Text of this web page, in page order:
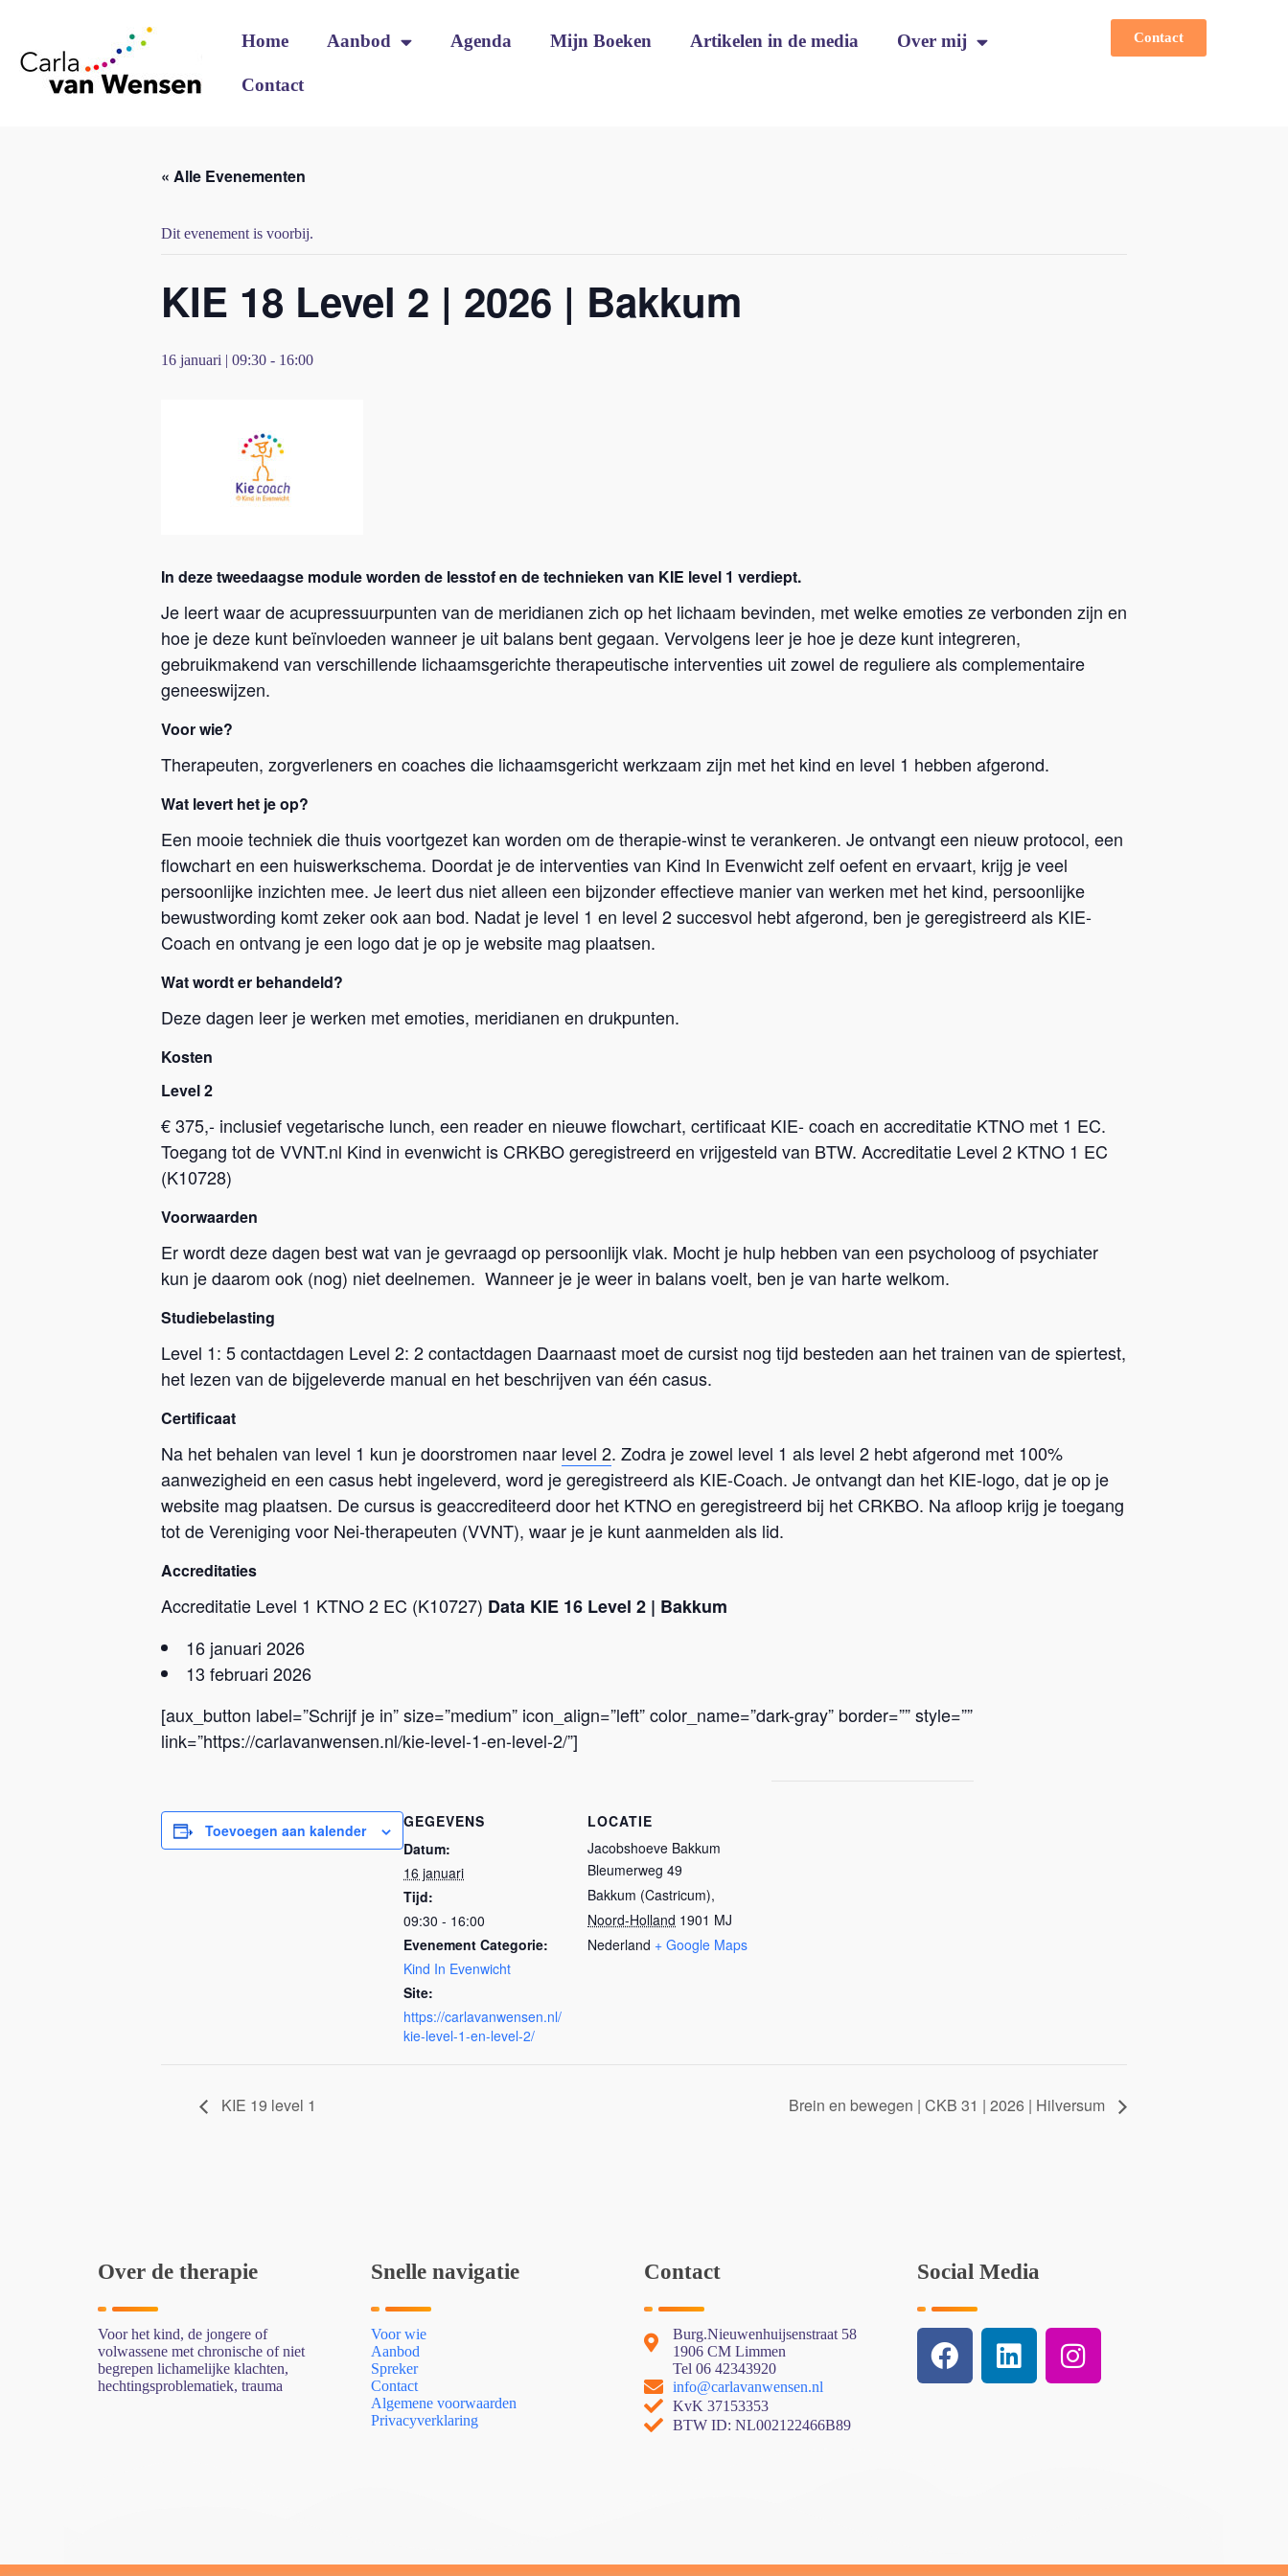
Home Aanbod Agenda Mijn Boeken Artikelen in de media Over mij
Contact
Contact
« Alle Evenementen
Dit evenement is voorbij.
KIE 18 Level 2 | 2026 | Bakkum
16 januari | 09:30 - 16:00
In deze tweedaagse module worden de lesstof en de technieken van KIE level 1 verdiept.
Je leert waar de acupressuurpunten van de meridianen zich op het lichaam bevinden, met welke emoties ze verbonden zijn en
hoe je deze kunt beïnvloeden wanneer je uit balans bent gegaan. Vervolgens leer je hoe je deze kunt integreren,
gebruikmakend van verschillende lichaamsgerichte therapeutische interventies uit zowel de reguliere als complementaire
geneeswijzen.
Voor wie?
Therapeuten, zorgverleners en coaches die lichaamsgericht werkzaam zijn met het kind en level 1 hebben afgerond.
Wat levert het je op?
Een mooie techniek die thuis voortgezet kan worden om de therapie-winst te verankeren. Je ontvangt een nieuw protocol, een
flowchart en een huiswerkschema. Doordat je de interventies van Kind In Evenwicht zelf oefent en ervaart, krijg je veel
persoonlijke inzichten mee. Je leert dus niet alleen een bijzonder effectieve manier van werken met het kind, persoonlijke
bewustwording komt zeker ook aan bod. Nadat je level 1 en level 2 succesvol hebt afgerond, ben je geregistreerd als KIE-
Coach en ontvang je een logo dat je op je website mag plaatsen.
Wat wordt er behandeld?
Deze dagen leer je werken met emoties, meridianen en drukpunten.
Kosten
Level 2
€ 375,- inclusief vegetarische lunch, een reader en nieuwe flowchart, certificaat KIE- coach en accreditatie KTNO met 1 EC.
Toegang tot de VVNT.nl Kind in evenwicht is CRKBO geregistreerd en vrijgesteld van BTW. Accreditatie Level 2 KTNO 1 EC
(K10728)
Voorwaarden
Er wordt deze dagen best wat van je gevraagd op persoonlijk vlak. Mocht je hulp hebben van een psycholoog of psychiater
kun je daarom ook (nog) niet deelnemen. Wanneer je je weer in balans voelt, ben je van harte welkom.
Studiebelasting
Level 1: 5 contactdagen Level 2: 2 contactdagen Daarnaast moet de cursist nog tijd besteden aan het trainen van de spiertest,
het lezen van de bijgeleverde manual en het beschrijven van één casus.
Certificaat
Na het behalen van level 1 kun je doorstromen naar level 2. Zodra je zowel level 1 als level 2 hebt afgerond met 100%
aanwezigheid en een casus hebt ingeleverd, word je geregistreerd als KIE-Coach. Je ontvangt dan het KIE-logo, dat je op je
website mag plaatsen. De cursus is geaccrediteerd door het KTNO en geregistreerd bij het CRKBO. Na afloop krijg je toegang
tot de Vereniging voor Nei-therapeuten (VVNT), waar je je kunt aanmelden als lid.
Accreditaties
Accreditatie Level 1 KTNO 2 EC (K10727) Data KIE 16 Level 2 | Bakkum
16 januari 2026
13 februari 2026
[aux_button label=”Schrijf je in” size=”medium” icon_align=”left” color_name=”dark-gray” border=”” style=””
link=”https://carlavanwensen.nl/kie-level-1-en-level-2/”]
Toevoegen aan kalender
GEGEVENS
Datum:
16 januari
Tijd:
09:30 - 16:00
Evenement Categorie:
Kind In Evenwicht
Site:
https://carlavanwensen.nl/
kie-level-1-en-level-2/
LOCATIE
Jacobshoeve Bakkum
Bleumerweg 49
Bakkum (Castricum),
Noord-Holland 1901 MJ
Nederland + Google Maps
KIE 19 level 1 Brein en bewegen | CKB 31 | 2026 | Hilversum
Over de therapie
Voor het kind, de jongere of
volwassene met chronische of niet
begrepen lichamelijke klachten,
hechtingsproblematiek, trauma
Snelle navigatie
Voor wie
Aanbod
Spreker
Contact
Algemene voorwaarden
Privacyverklaring
Contact
Burg.Nieuwenhuijsenstraat 58
1906 CM Limmen
Tel 06 42343920
info@carlavanwensen.nl
KvK 37153353
BTW ID: NL002122466B89
Social Media